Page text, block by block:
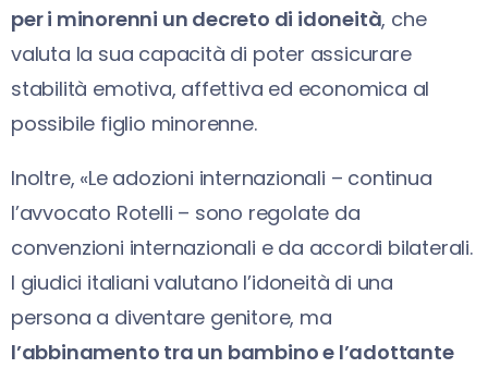
per i minorenni un decreto di idoneità, che
valuta la sua capacità di poter assicurare
stabilità emotiva, affettiva ed economica al
possibile figlio minorenne.
Inoltre, «Le adozioni internazionali – continua
l’avvocato Rotelli – sono regolate da
convenzioni internazionali e da accordi bilaterali.
I giudici italiani valutano l’idoneità di una
persona a diventare genitore, ma
l’abbinamento tra un bambino e l’adottante